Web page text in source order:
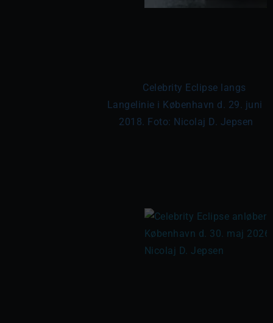
Langelinie i København d. 29. juni
2018. Foto: Nicolaj D. Jepsen